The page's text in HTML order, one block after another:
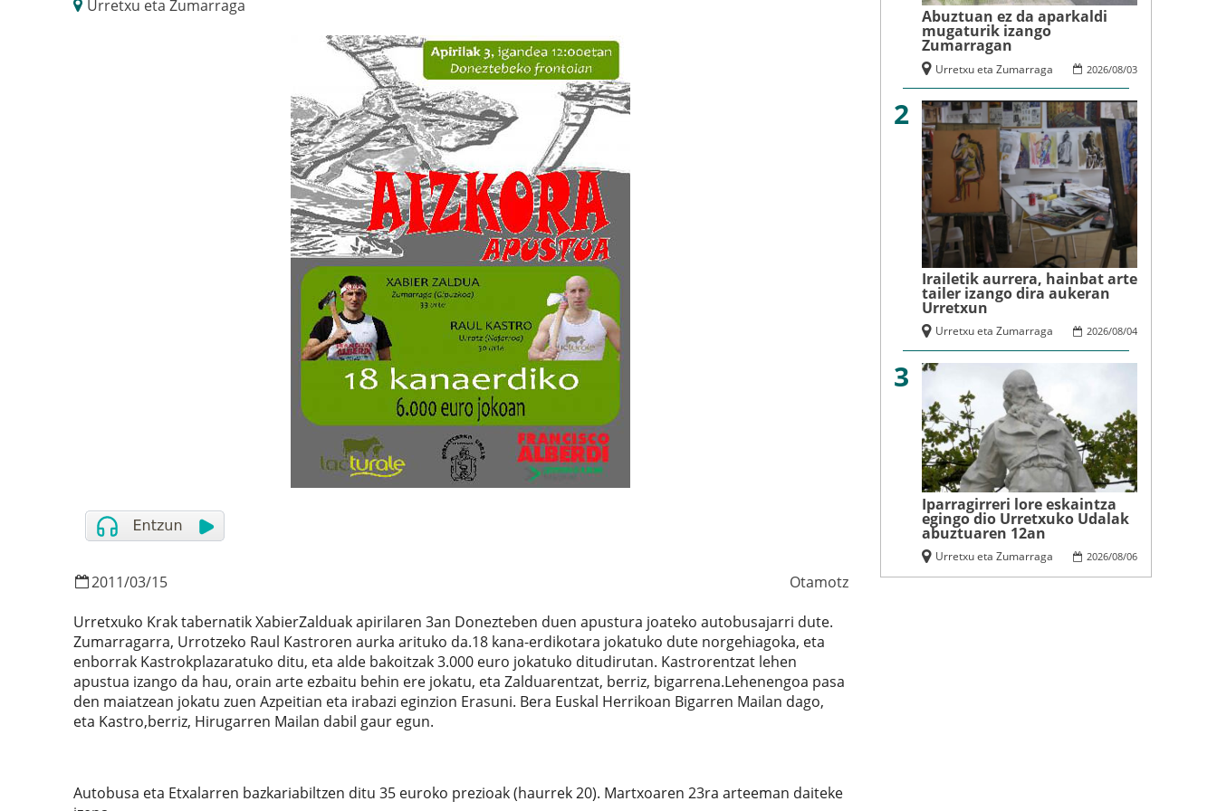
Urretxu eta Zumarraga
2011/03/15
Otamotz
Urretxuko Krak tabernatik XabierZalduak apirilaren 3an Donezteben duen apustura joateko autobusajarri dute.
Zumarragarra, Urrotzeko Raul Kastroren aurka arituko da.18 kana-erdikotara jokatuko dute norgehiagoka, eta
enborrak Kastrokplazaratuko ditu, eta alde bakoitzak 3.000 euro jokatuko ditudirutan. Kastrorentzat lehen
apustua izango da hau, orain arte ezbaitu behin ere jokatu, eta Zalduarentzat, berriz, bigarrena.Lehenengoa pasa
den maiatzean jokatu zuen Azpeitian eta irabazi eginzion Erasuni. Bera Euskal Herrikoan Bigarren Mailan dago,
eta Kastro,berriz, Hirugarren Mailan dabil gaur egun.
Autobusa eta Etxalarren bazkariabiltzen ditu 35 euroko prezioak (haurrek 20). Martxoaren 23ra arteeman daiteke
Abuztuan ez da aparkaldi
mugaturik izango
Zumarragan
2026/08/03
Urretxu eta Zumarraga
2
Irailetik aurrera, hainbat arte
tailer izango dira aukeran
Urretxun
2026/08/04
Urretxu eta Zumarraga
3
Iparragirreri lore eskaintza
egingo dio Urretxuko Udalak
abuztuaren 12an
2026/08/06
Urretxu eta Zumarraga